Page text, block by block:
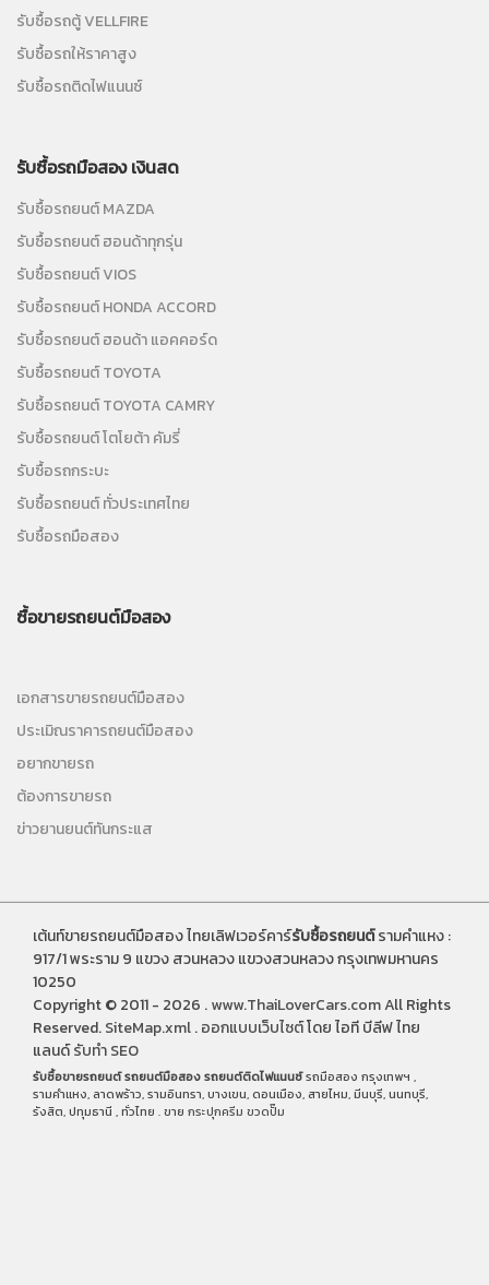
รับซื้อรถตู้ VELLFIRE
รับซื้อรถให้ราคาสูง
รับซื้อรถติดไฟแนนซ์
รับซื้อรถมือสอง เงินสด
รับซื้อรถยนต์ MAZDA
รับซื้อรถยนต์ ฮอนด้าทุกรุ่น
รับซื้อรถยนต์ VIOS
รับซื้อรถยนต์ HONDA ACCORD
รับซื้อรถยนต์ ฮอนด้า แอคคอร์ด
รับซื้อรถยนต์ TOYOTA
รับซื้อรถยนต์ TOYOTA CAMRY
รับซื้อรถยนต์ โตโยต้า คัมรี่
รับซื้อรถกระบะ
รับซื้อรถยนต์ ทั่วประเทศไทย
รับซื้อรถมือสอง
ซื้อขายรถยนต์มือสอง
เอกสารขายรถยนต์มือสอง
ประเมิณราคารถยนต์มือสอง
อยากขายรถ
ต้องการขายรถ
ข่าวยานยนต์ทันกระแส
เต้นท์ขายรถยนต์มือสอง ไทยเลิฟเวอร์คาร์รับซื้อรถยนต์รามคำแหง :
917/1 พระราม 9 แขวง สวนหลวง แขวงสวนหลวง กรุงเทพมหานคร
10250
Copyright © 2011 - 2026 .www.ThaiLoverCars.comAll Rights
Reserved.SiteMap.xml.ออกแบบเว็บไซต์โดย ไอที บีลีฟ ไทย
แลนด์รับทำ SEO
รับซื้อขายรถยนต์รถยนต์มือสองรถยนต์ติดไฟแนนซ์รถมือสอง กรุงเทพฯ ,
รามคำแหง, ลาดพร้าว, รามอินทรา, บางเขน, ดอนเมือง, สายไหม, มีนบุรี, นนทบุรี,
รังสิต, ปทุมธานี , ทั่วไทย . ขาย กระปุกครีม ขวดปั๊ม